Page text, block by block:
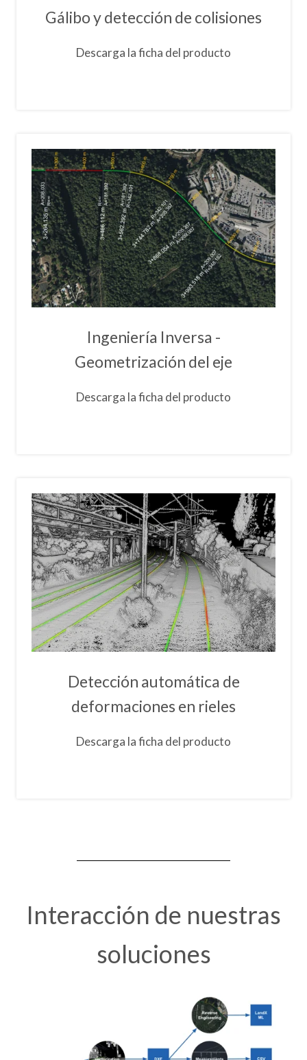
Gálibo y detección de colisiones
Descarga la ficha del producto
Ingeniería Inversa -
Geometrización del eje
Descarga la ficha del producto
Detección automática de
deformaciones en rieles
Descarga la ficha del producto
Interacción de nuestras
soluciones